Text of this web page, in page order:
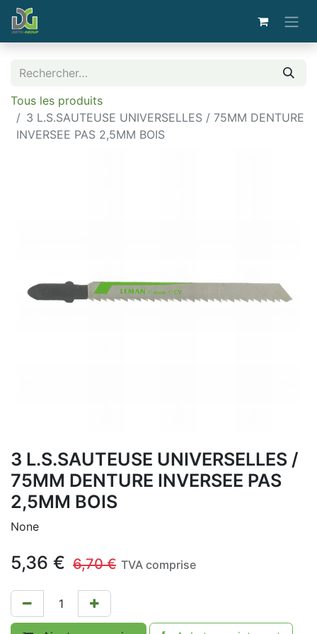
Tous les produits
3 L.S.SAUTEUSE UNIVERSELLES / 75MM DENTURE
INVERSEE PAS 2,5MM BOIS
3 L.S.SAUTEUSE UNIVERSELLES /
75MM DENTURE INVERSEE PAS
2,5MM BOIS
None
5,36 € 6,70€ TVA comprise